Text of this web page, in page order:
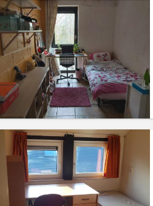
Practical Info
Rent:400 €
Charges:100 €
Duration:12 months
Domiciliation:No
Charges:5 €
Duration:Summer vacation
Domiciliation:No